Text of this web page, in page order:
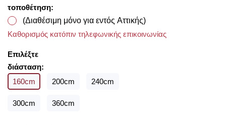
απαιτητικούς! Στο Decorama Home έχουμε ως στόχο να
χαρίσουμε χρώμα και ασύγκριτο στυλ στο προσωπικό σας χώρο
και να τον αναδείξουμε με τον πιο όμορφο τρόπο!
δωρεάν μέτρηση υφασμάτων για να επιλέξετε μέσα από τις
υπέροχες συλλογές που διαθέτουμε από οίκους του
εξωτερικού σε προσιτές τιμές!!
τοποθέτηση:
(Διαθέσιμη μόνο για εντός Αττικής)
Καθορισμός κατόπιν τηλεφωνικής επικοινωνίας
Επιλέξτε
διάσταση:
160cm
200cm 240cm
300cm 360cm